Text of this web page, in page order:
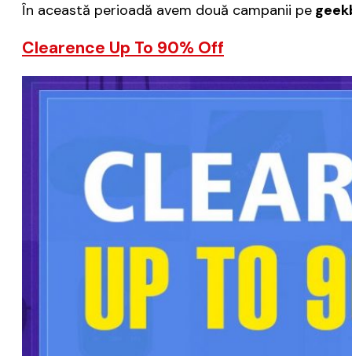
În această perioadă avem două campanii pe
Clearence Up To 90% Off